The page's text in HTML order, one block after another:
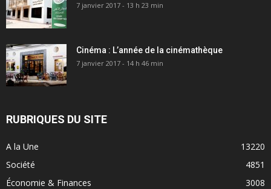
7 janvier 2017 - 13 h 23 min
Cinéma : L’année de la cinémathèque
7 janvier 2017 - 14 h 46 min
RUBRIQUES DU SITE
A la Une
13220
Société
4851
Économie & Finances
3008